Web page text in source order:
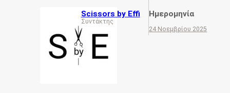
Scissors by Effi
Συντάκτης
Ημερομηνία
24 Νοεμβρίου 2025